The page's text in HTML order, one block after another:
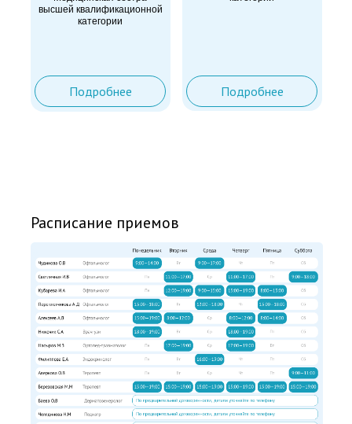
высшей квалификационной
категории
Подробнее Подробнее
Расписание приемов